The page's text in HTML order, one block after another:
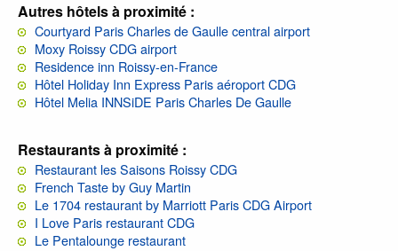
Autres hôtels à proximité :
Courtyard Paris Charles de Gaulle central airport
Moxy Roissy CDG airport
Residence inn Roissy-en-France
Hôtel Holiday Inn Express Paris aéroport CDG
Hôtel Melia INNSiDE Paris Charles De Gaulle
Restaurants à proximité :
Restaurant les Saisons Roissy CDG
French Taste by Guy Martin
Le 1704 restaurant by Marriott Paris CDG Airport
I Love Paris restaurant CDG
Le Pentalounge restaurant